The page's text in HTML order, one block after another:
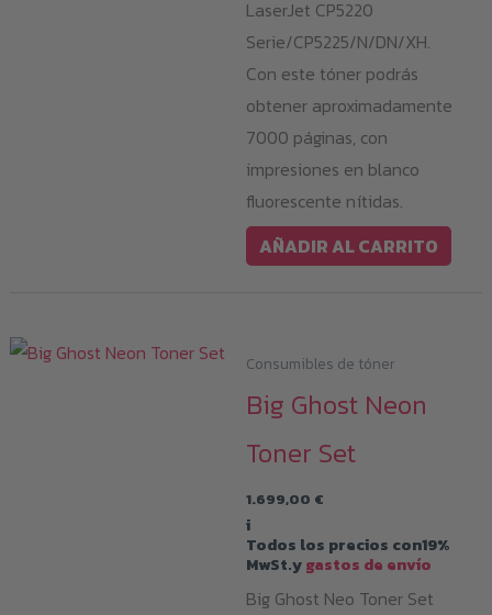
LaserJet CP5220
Serie/CP5225/N/DN/XH.
Con este tóner podrás
obtener aproximadamente
7000 páginas, con
impresiones en blanco
fluorescente nítidas.
AÑADIR AL CARRITO
Consumibles de tóner
Big Ghost Neon
Toner Set
1.699,00 €
i
Todos los precios con19%
MwSt.ygastos de envío
Big Ghost Neo Toner Set